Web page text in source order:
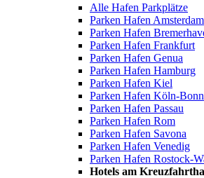
Alle Hafen Parkplätze
Parken Hafen Amsterdam
Parken Hafen
Parken Hafen Frankfurt
Parken Hafen Genua
Parken Hafen Hamburg
Parken Hafen Kiel
Parken Hafen Köln-Bonn
Parken Hafen Passau
Parken Hafen Rom
Parken Hafen Savona
Parken Hafen Venedig
Parken Hafen Rostock-
Hotels am